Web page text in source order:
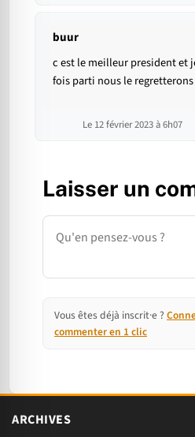
buur
c est le meilleur president et
fois parti nous le
Le 12 février 2023 à 6h07
Laisser un
Commentaire
Vous êtes déjà inscrit·e ?
commenter en 1 clic
ARCHIVES